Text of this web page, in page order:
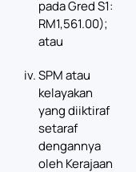
pada Gred S1:
RM1,561.00);
atau
SPM atau
kelayakan
yang diiktiraf
setaraf
dengannya
oleh Kerajaan